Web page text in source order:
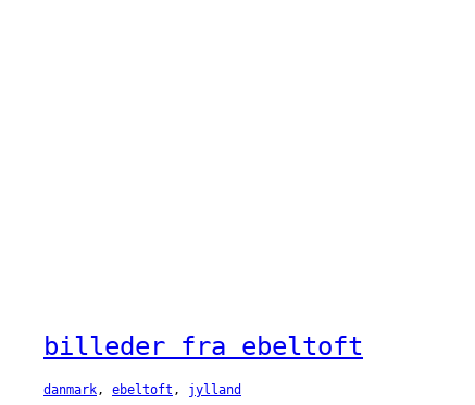
billeder fra ebeltoft
danmark, ebeltoft , jylland